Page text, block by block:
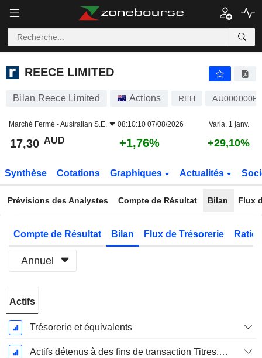
REECE LIMITED
REECE LIMITED
Bilan Reece Limited Actions REH
Marché Fermé -Australian S.E. 08:10:10 07/08/2026 Varia. 1 janv.
17,30 AUD +1,76% +29,10%
Synthèse Cotations Graphiques Actualités
Prévisions des Analystes Compte de Résultat Bilan Flux
Compte de Résultat Bilan Flux de Trésorerie
Annuel
Fiscale:
Juin
Actifs
Trésorerie et équivalents
Actifs détenus à des fins de transaction Titres, totalActifs détenus à des fins de transactions (Trading), Total.